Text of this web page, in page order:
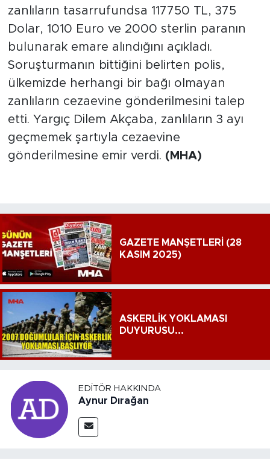
zanlıların tasarrufundsa 117750 TL, 375
Dolar, 1010 Euro ve 2000 sterlin paranın
bulunarak emare alındığını açıkladı.
Soruşturmanın bittiğini belirten polis,
ülkemizde herhangi bir bağı olmayan
zanlıların cezaevine gönderilmesini talep
etti. Yargıç Dilem Akçaba, zanlıların 3 ayı
geçmemek şartıyla cezaevine
gönderilmesine emir verdi. (MHA)
GAZETE MANŞETLERİ (28
KASIM 2025)
ASKERLİK YOKLAMASI
DUYURUSU...
EDITÖR HAKKINDA
Aynur Dırağan